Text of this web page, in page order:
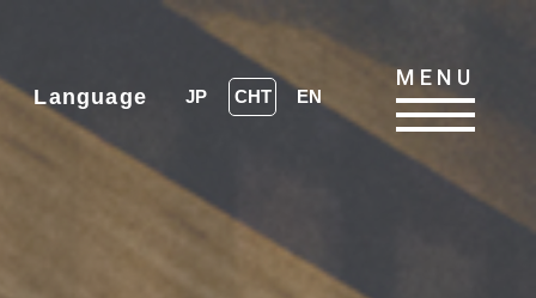
Language JP CHT EN
MENU